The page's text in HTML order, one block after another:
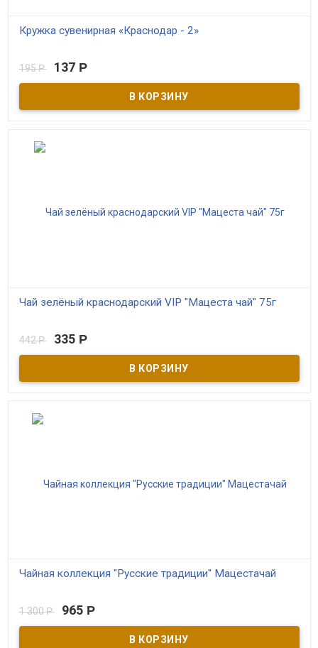
Кружка сувенирная «Краснодар - 2»
Краснодара.
195Р 137 Р
Чай зелёный краснодарский VIP "Мацеста чай" 75г
ГОСТовский. Гран при "Лучший продукт года". Контролируемое
экологическое производство. Выращен в Сочи
442Р 335 Р
Чайная коллекция "Русские традиции" Мацестачай
сорта. 100% натуральный продукт, 6 видов черного и зелёного
чая классического и с травами. Производитель ОАО
1 300Р 965 Р